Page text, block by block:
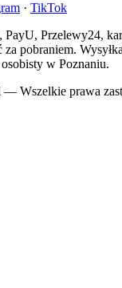
· TikTok
Przelewy24,
za pobraniem.
w Poznaniu.
Wszelkie prawa